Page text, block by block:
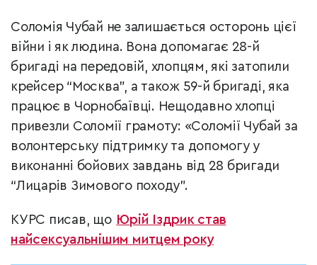
Соломія Чубай не залишається осторонь цієї
війни і як людина. Вона допомагає 28-й
бригаді на передовій, хлопцям, які затопили
крейсер “Москва”, а також 59-й бригаді, яка
працює в Чорнобаївці. Нещодавно хлопці
привезли Соломії грамоту: «Соломії Чубай за
волонтерську підтримку та допомогу у
виконанні бойових завдань від 28 бригади
“Лицарів Зимового походу”.
КУРС писав, що Юрій Іздрик став
найсексуальнішим митцем року